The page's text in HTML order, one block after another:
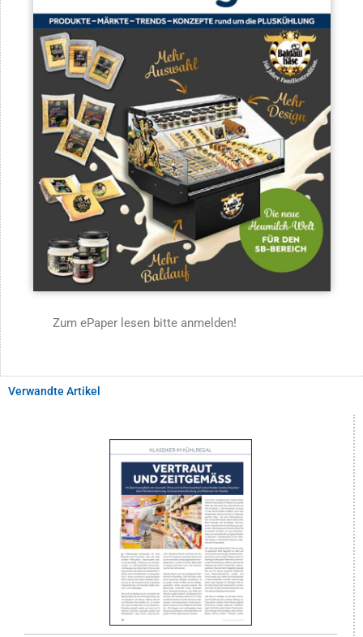
Zum ePaper lesen bitte anmelden!
Verwandte Artikel